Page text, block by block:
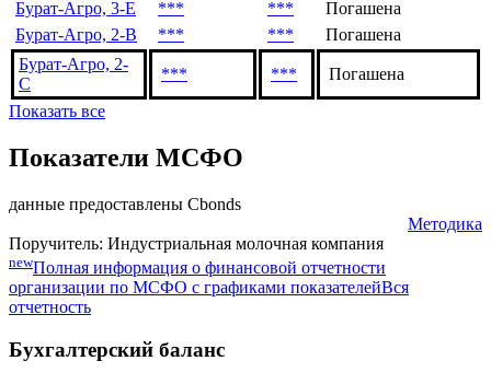
Бурат-Агро, 3-E
*** ***
Погашена
Бурат-Агро, 2-B
*** ***
Погашена
Бурат-Агро, 2-
C
*** ***
Погашена
Показать все
Показатели МСФО
данные предоставлены Cbonds
Методика
Поручитель: Индустриальная молочная компания
newПолная информация о финансовой отчетности
организации по МСФО с графиками показателейВся
отчетность
Бухгалтерский баланс